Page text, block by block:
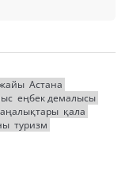
Астана
еңбек демалысы
қала
туризм